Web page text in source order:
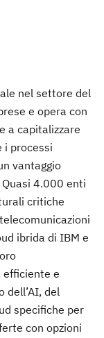
nel settore del
e opera con
a capitalizzare
i processi
vantaggio
4.000 enti
critiche
ibrida di IBM e
efficiente e
dell’AI, del
specifiche per
con opzioni